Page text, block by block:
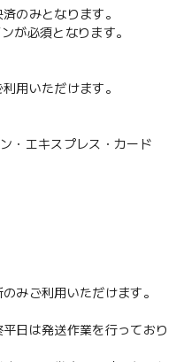
のみとなります。
が必須となります。
用いただけます。
エキスプレス・カード
みご利用いただけます。
日は発送作業を行っており